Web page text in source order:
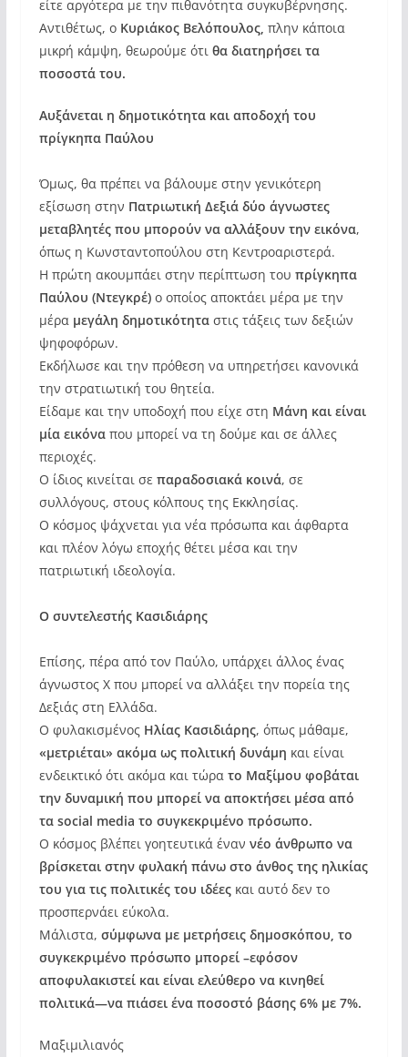
είτε αργότερα με την πιθανότητα συγκυβέρνησης.
Αντιθέτως, οΚυριάκος Βελόπουλος, πλην κάποια
μικρή κάμψη, θεωρούμε ότι θα διατηρήσει τα
ποσοστά του.
Αυξάνεται η δημοτικότητα και αποδοχή του
πρίγκηπα Παύλου
Όμως, θα πρέπει να βάλουμε στην γενικότερη
εξίσωση στην Πατριωτική Δεξιά δύο άγνωστες
μεταβλητές που μπορούν να αλλάξουν την εικόνα,
όπως η Κωνσταντοπούλου στη Κεντροαριστερά.
Η πρώτη ακουμπάει στην περίπτωση του πρίγκηπα
Παύλου (Ντεγκρέ)ο οποίος αποκτάει μέρα με την
μέρα μεγάλη δημοτικότηταστις τάξεις των δεξιών
ψηφοφόρων.
Εκδήλωσε και την πρόθεση να υπηρετήσει κανονικά
την στρατιωτική του θητεία.
Είδαμε και την υποδοχή που είχε στη Μάνη και είναι
μία εικόναπου μπορεί να τη δούμε και σε άλλες
περιοχές.
Ο ίδιος κινείται σε παραδοσιακά κοινά, σε
συλλόγους, στους κόλπους της Εκκλησίας.
Ο κόσμος ψάχνεται για νέα πρόσωπα και άφθαρτα
και πλέον λόγω εποχής θέτει μέσα και την
πατριωτική ιδεολογία.
Ο συντελεστής Κασιδιάρης
Επίσης, πέρα από τον Παύλο, υπάρχει άλλος ένας
άγνωστος Χ που μπορεί να αλλάξει την πορεία της
Δεξιάς στη Ελλάδα.
Ο φυλακισμένος Ηλίας Κασιδιάρης, όπως μάθαμε,
«μετριέται» ακόμα ως πολιτική δυνάμη και είναι
ενδεικτικό ότι ακόμα και τώρατο Μαξίμου φοβάται
την δυναμική που μπορεί να αποκτήσει μέσα από
τα social media το συγκεκριμένο πρόσωπο.
Ο κόσμος βλέπει γοητευτικά έναν νέο άνθρωπο να
βρίσκεται στην φυλακή πάνω στο άνθος της ηλικίας
του για τις πολιτικές του ιδέεςκαι αυτό δεν το
προσπερνάει εύκολα.
Μάλιστα, σύμφωνα με μετρήσεις δημοσκόπου, το
συγκεκριμένο πρόσωπο μπορεί –εφόσον
αποφυλακιστεί και είναι ελεύθερο να κινηθεί
πολιτικά—να πιάσει ένα ποσοστό βάσης 6% με 7%.
Μαξιμιλιανός